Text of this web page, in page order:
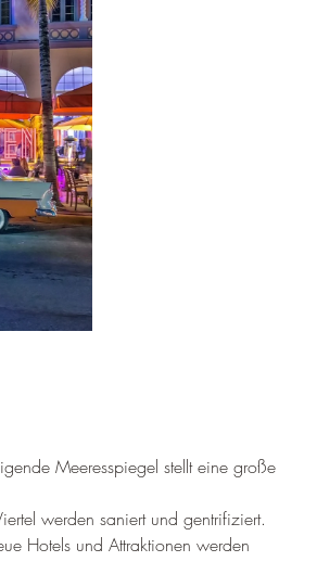
Meeresspiegel stellt eine große
werden saniert und gentrifiziert.
Hotels und Attraktionen werden